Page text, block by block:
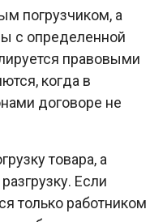
погрузчиком, а
с определенной
правовыми
когда в
договоре не
товара, а
Если
только работником